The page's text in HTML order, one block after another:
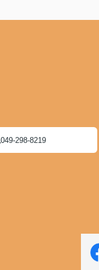
049-298-8219